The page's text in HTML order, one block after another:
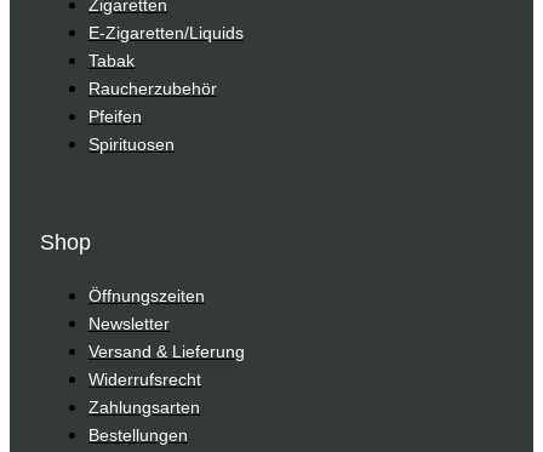
Zigaretten
E-Zigaretten/Liquids
Tabak
Raucherzubehör
Pfeifen
Spirituosen
Shop
Öffnungszeiten
Newsletter
Versand & Lieferung
Widerrufsrecht
Zahlungsarten
Bestellungen